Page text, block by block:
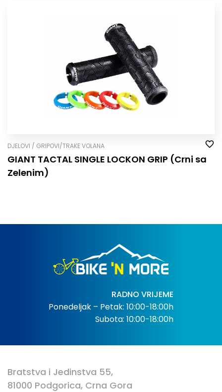
DJELOVI / GRIPOVI/TRAKE VOLANA
GIANT TACTAL SINGLE LOCK­ON GRIP (Crni sa
Zelenim)
RADNO VRIJEME
Ponedeljak – Petak: 10:00-18:00h
Subota: 10:00-18:00h
Bratstva i Jedinstva 55,
81000 Podgorica, Crna Gora